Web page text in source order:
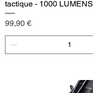
tactique - 1000 LUMENS
Price
99,90 €